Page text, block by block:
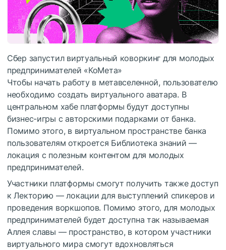
Сбер запустил виртуальный коворкинг для молодых
предпринимателей «КоМета»
Чтобы начать работу в метавселенной, пользователю
необходимо создать виртуального аватара. В
центральном хабе платформы будут доступны
бизнес-игры с авторскими подарками от банка.
Помимо этого, в виртуальном пространстве банка
пользователям откроется Библиотека знаний —
локация с полезным контентом для молодых
предпринимателей.
Участники платформы смогут получить также доступ
к Лекторию — локации для выступлений спикеров и
проведения воркшопов. Помимо этого, для молодых
предпринимателей будет доступна так называемая
Аллея славы — пространство, в котором участники
виртуального мира смогут вдохновляться